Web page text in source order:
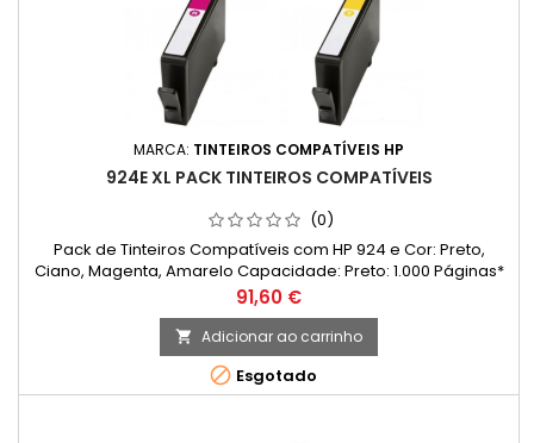
MARCA: TINTEIROS COMPATÍVEIS HP
924E XL PACK TINTEIROS COMPATÍVEIS
(0)
Pack de Tinteiros Compatíveis com HP 924 e Cor: Preto,
Ciano, Magenta, Amarelo Capacidade: Preto: 1.000 Páginas*
Cada cor: 800 Páginas* *(Em impressão contínua até 5% de
cobertura de uma Folha A4)
Preço
91,60 €
 Adicionar ao carrinho
 Esgotado